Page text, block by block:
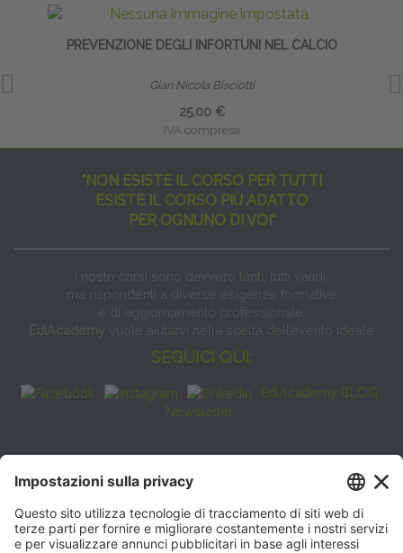
PREVENZIONE DEGLI INFORTUNI NEL CALCIO
Gian Nicola Bisciotti
25,00 €
IVA compresa
"NON ESISTE IL CORSO PER TUTTI
ESISTE IL CORSO PIÙ ADATTO
PER OGNUNO DI VOI"
I nostri corsi sono davvero tanti, tutti validi
ma rispondenti a diverse esigenze formative
e di aggiornamento professionale.
EdiAcademy vuole aiutarvi nella scelta dell’evento ideale
SEGUICI QUI:
EdiAcademy BLOG
Newsletter
FAQ
CONTATTI
EdiAcademy